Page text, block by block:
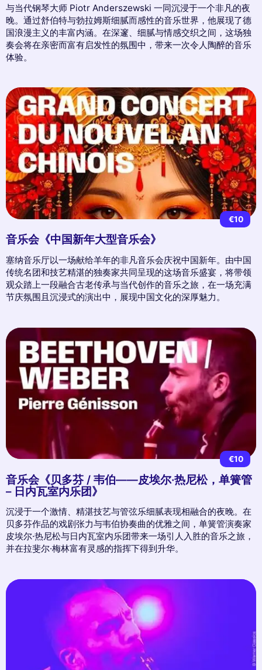
与当代钢琴大师 Piotr Anderszewski 一同沉浸于一个非凡的夜
晚。通过舒伯特与勃拉姆斯细腻而感性的音乐世界，他展现了德
国浪漫主义的丰富内涵。在深邃、细腻与情感交织之间，这场独
奏会将在亲密而富有启发性的氛围中，带来一次令人陶醉的音乐
体验。
€10
音乐会《中国新年大型音乐会》
塞纳音乐厅以一场献给羊年的非凡音乐会庆祝中国新年。由中国
传统名团和技艺精湛的独奏家共同呈现的这场音乐盛宴，将带领
观众踏上一段融合古老传承与当代创作的音乐之旅，在一场充满
节庆氛围且沉浸式的演出中，展现中国文化的深厚魅力。
€10
音乐会《贝多芬 / 韦伯——皮埃尔·热尼松，单簧管
– 日内瓦室内乐团》
沉浸于一个激情、精湛技艺与管弦乐细腻表现相融合的夜晚。在
贝多芬作品的戏剧张力与韦伯协奏曲的优雅之间，单簧管演奏家
皮埃尔·热尼松与日内瓦室内乐团带来一场引人入胜的音乐之旅，
并在拉斐尔·梅林富有灵感的指挥下得到升华。